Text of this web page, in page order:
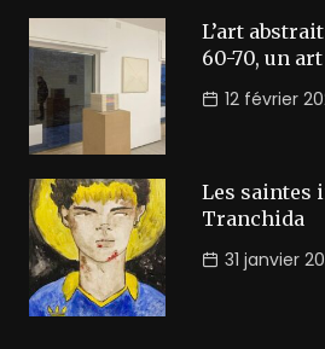
L’art
60-70, un
12 février
Les saintes
Tranchida
31 janvier